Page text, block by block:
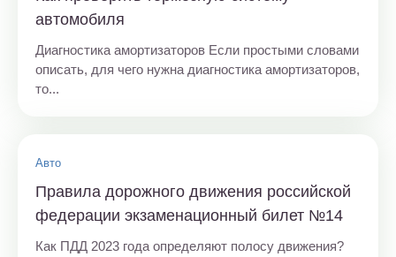
автомобиля
Диагностика амортизаторов Если простыми словами
описать, для чего нужна диагностика амортизаторов,
то...
Авто
Правила дорожного движения российской
федерации экзаменационный билет №14
Как ПДД 2023 года определяют полосу движения?